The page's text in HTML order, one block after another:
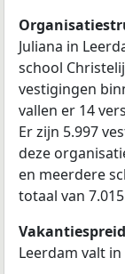
Juliana in
school
vestigingen
vallen er 14
Er zijn 5.997
deze
en meerdere
totaal van
Leerdam valt